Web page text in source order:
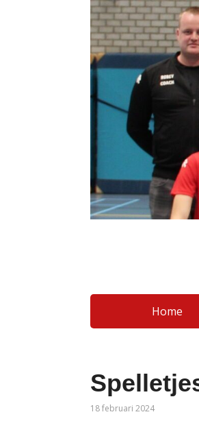
Home
18 februari 2024